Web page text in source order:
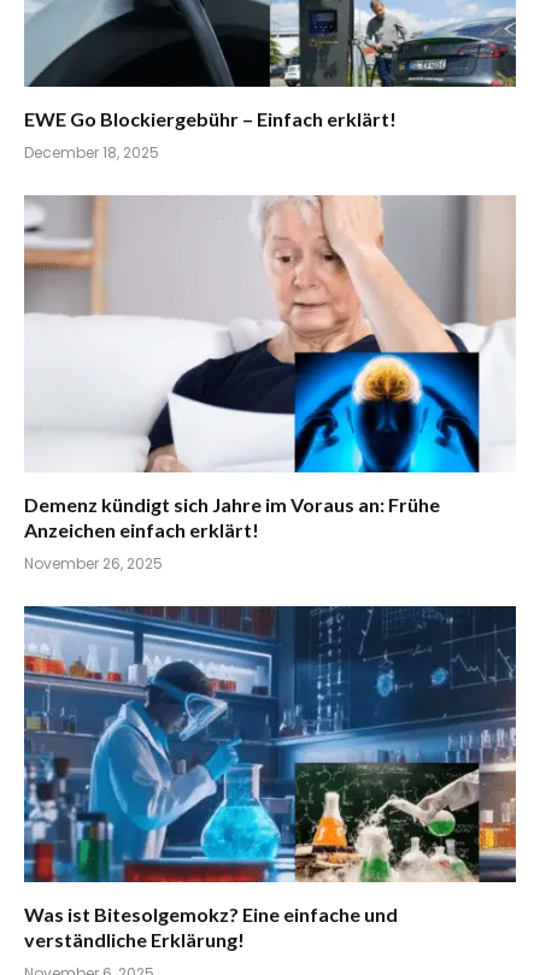
EWE Go Blockiergebühr – Einfach erklärt!
December 18, 2025
Demenz kündigt sich Jahre im Voraus an: Frühe
Anzeichen einfach erklärt!
November 26, 2025
Was ist Bitesolgemokz? Eine einfache und
verständliche Erklärung!